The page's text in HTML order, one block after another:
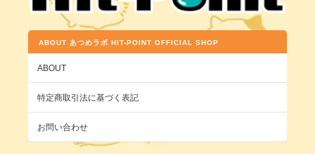
ABOUT あつめラボ HIT-POINT OFFICIAL SHOP
ABOUT
特定商取引法に基づく表記
お問い合わせ